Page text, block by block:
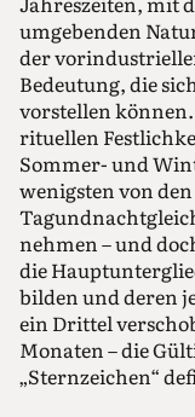
umgebenden
der
Bedeutung, die
vorstellen
rituellen
Sommer- und
wenigsten von
nehmen – und
die
bilden und deren
ein Drittel
Monaten – die
„Sternzeichen“